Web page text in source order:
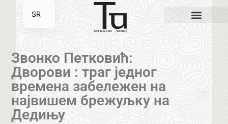
Звонко Петковић:
Дворови : траг једног
времена забележен на
највишем брежуљку на
Дедињу
SR
EN